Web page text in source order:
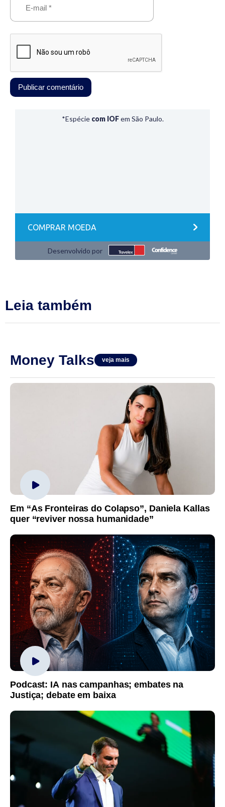
Leia também
Money Talks veja mais
Em “As Fronteiras do Colapso”, Daniela Kallas
quer “reviver nossa humanidade”
Podcast: IA nas campanhas; embates na
Justiça; debate em baixa